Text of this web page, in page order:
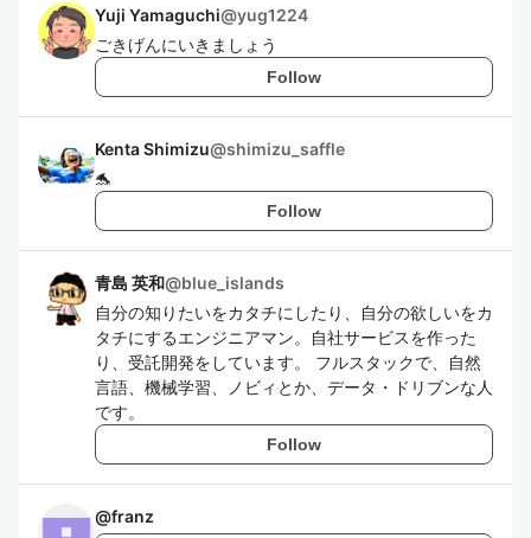
Yuji Yamaguchi@yug1224
ごきげんにいきましょう
Follow
Kenta Shimizu@shimizu_saffle
🐬
Follow
青島 英和@blue_islands
自分の知りたいをカタチにしたり、自分の欲しいをカ
タチにするエンジニアマン。自社サービスを作った
り、受託開発をしています。 フルスタックで、自然
言語、機械学習、ノビィとか、データ・ドリブンな人
です。
Follow
@franz